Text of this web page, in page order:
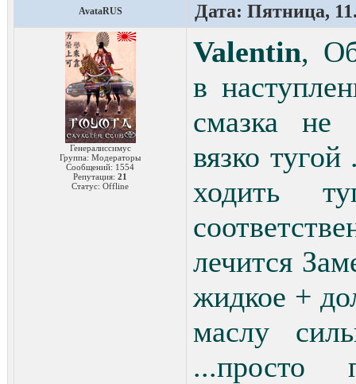
AvataRUS Дата: Пятница,
Генералиссимус
Группа: Модераторы
Сообщений: 1554
Репутация: 21
Статус: Offline
Valentin,
в
смазка не
вязко
ходить
лечится
жидкое +
маслу
...просто